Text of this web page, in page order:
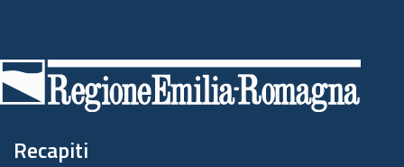
di
pagina
Recapiti